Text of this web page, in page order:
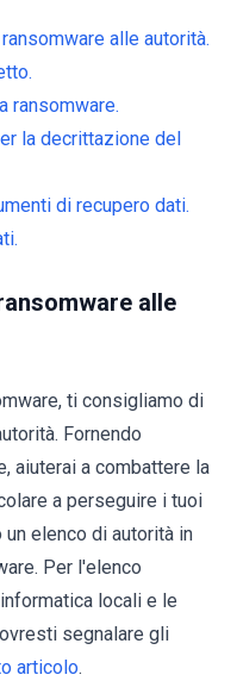
alle autorità.
ransomware.
la decrittazione del
di recupero dati.
alle
ti consigliamo di
Fornendo
aiuterai a combattere la
a perseguire i tuoi
elenco di autorità in
Per l'elenco
locali e le
segnalare gli
articolo.